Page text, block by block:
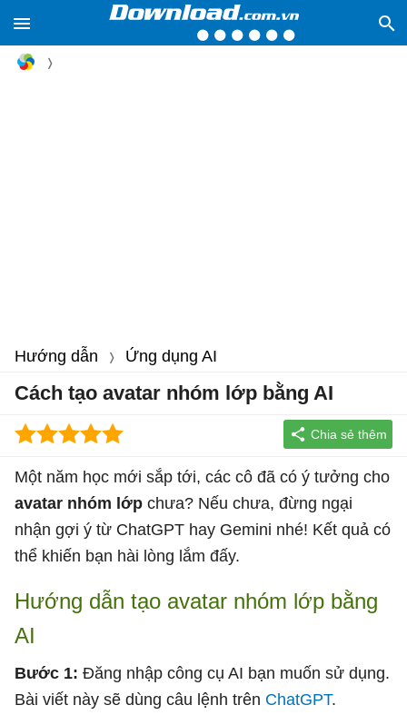
Hướng dẫn Ứng dụng AI
Cách tạo avatar nhóm lớp bằng AI
Một năm học mới sắp tới, các cô đã có ý tưởng cho
avatar nhóm lớp chưa? Nếu chưa, đừng ngại
nhận gợi ý từ ChatGPT hay Gemini nhé! Kết quả có
thể khiến bạn hài lòng lắm đấy.
Hướng dẫn tạo avatar nhóm lớp bằng
AI
Bước 1: Đăng nhập công cụ AI bạn muốn sử dụng.
Bài viết này sẽ dùng câu lệnh trên ChatGPT.